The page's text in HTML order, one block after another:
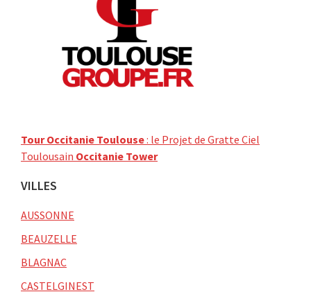
Tour Occitanie Toulouse: le Projet de Gratte Ciel
Toulousain Occitanie Tower
VILLES
AUSSONNE
BEAUZELLE
BLAGNAC
CASTELGINEST